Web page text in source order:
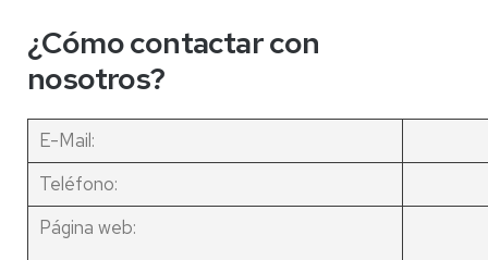
¿Cómo contactar con
nosotros?
E-Mail:
Teléfono:
Página web: